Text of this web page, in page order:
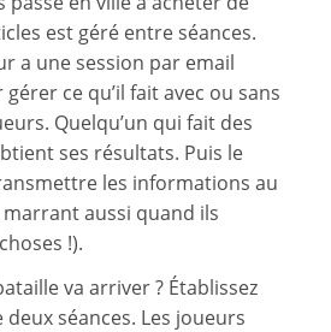
est géré entre séances.
a une session par email
ce qu’il fait avec ou sans
Quelqu’un qui fait des
ses résultats. Puis le
les informations au
marrant aussi quand ils
!).
va arriver ? Établissez
séances. Les joueurs